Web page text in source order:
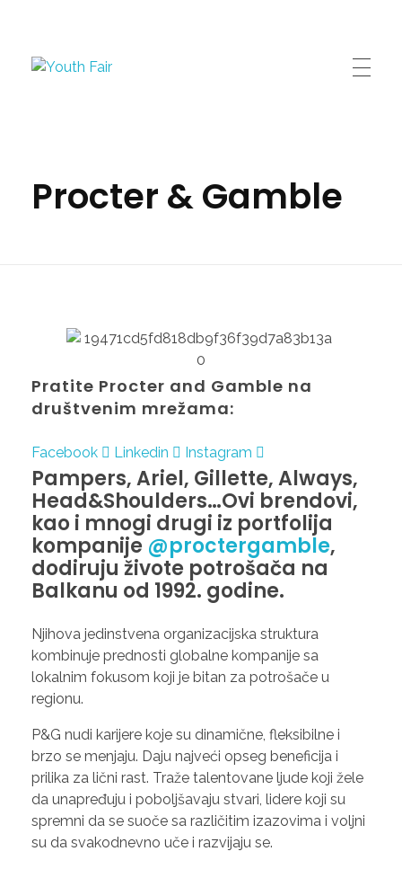
Procter & Gamble
Pratite Procter and Gamble na
društvenim mrežama:
Facebook Linkedin Instagram
Pampers, Ariel, Gillette, Always,
Head&Shoulders…Ovi brendovi,
kao i mnogi drugi iz portfolija
kompanije @proctergamble,
dodiruju živote potrošača na
Balkanu od 1992. godine.
Njihova jedinstvena organizacijska struktura
kombinuje prednosti globalne kompanije sa
lokalnim fokusom koji je bitan za potrošače u
regionu.
P&G nudi karijere koje su dinamične, fleksibilne i
brzo se menjaju. Daju najveći opseg beneficija i
prilika za lični rast. Traže talentovane ljude koji žele
da unapređuju i poboljšavaju stvari, lidere koji su
spremni da se suoče sa različitim izazovima i voljni
su da svakodnevno uče i razvijaju se.